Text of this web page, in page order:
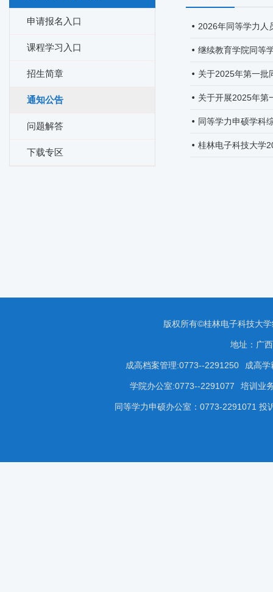
申请报名入口
课程学习入口
招生简章
通知公告
问题解答
下载专区
2026年同等学力人
继续教育学院同等
关于2025年第一批
关于开展2025年第
同等学力申硕学科
桂林电子科技大学
版权所有©桂林电子科技大
地址：广
成高档案管理:0773--2291250 成高
学院办公室:0773--2291077 培训业
同等学力申硕办公室：0773-2291071